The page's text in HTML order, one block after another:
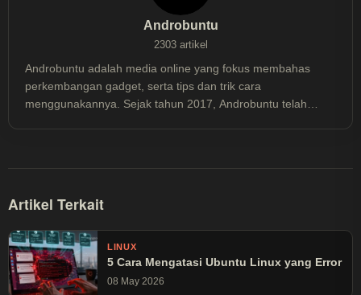
Androbuntu
2303 artikel
Androbuntu adalah media online yang fokus membahas
perkembangan gadget, serta tips dan trik cara
menggunakannya. Sejak tahun 2017, Androbuntu telah
Artikel Terkait
LINUX
5 Cara Mengatasi Ubuntu Linux yang Error
08 May 2026